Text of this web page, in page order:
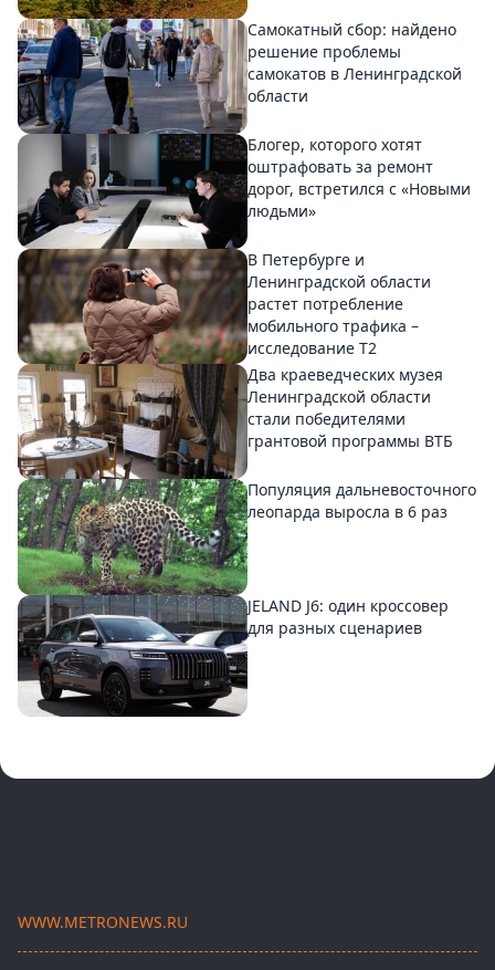
Самокатный сбор: найдено
решение проблемы
самокатов в Ленинградской
области
Блогер, которого хотят
оштрафовать за ремонт
дорог, встретился с «Новыми
людьми»
В Петербурге и
Ленинградской области
растет потребление
мобильного трафика –
исследование T2
Два краеведческих музея
Ленинградской области
стали победителями
грантовой программы ВТБ
Популяция дальневосточного
леопарда выросла в 6 раз
JELAND J6: один кроссовер
для разных сценариев
WWW.METRONEWS.RU